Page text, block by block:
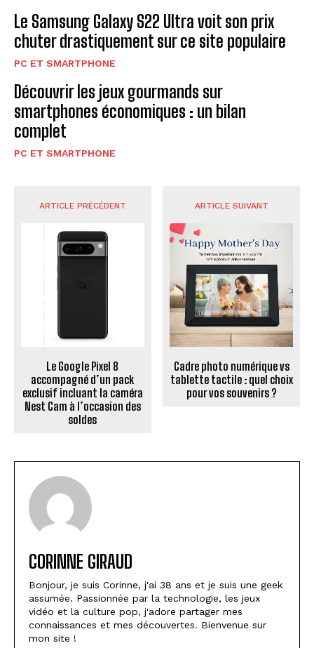
Le Samsung Galaxy S22 Ultra voit son prix
chuter drastiquement sur ce site populaire
PC ET SMARTPHONE
Découvrir les jeux gourmands sur
smartphones économiques : un bilan
complet
PC ET SMARTPHONE
ARTICLE PRÉCÉDENT
Le Google Pixel 8
accompagné d’un pack
exclusif incluant la caméra
Nest Cam à l’occasion des
soldes
ARTICLE SUIVANT
Cadre photo numérique vs
tablette tactile : quel choix
pour vos souvenirs ?
CORINNE GIRAUD
Bonjour, je suis Corinne, j'ai 38 ans et je suis une geek
assumée. Passionnée par la technologie, les jeux
vidéo et la culture pop, j'adore partager mes
connaissances et mes découvertes. Bienvenue sur
mon site !